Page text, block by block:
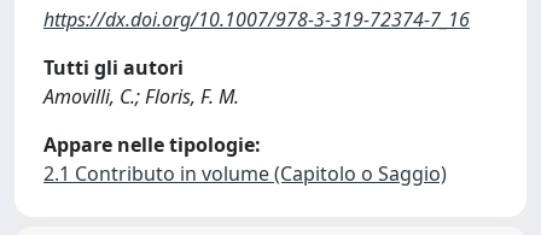
https://dx.doi.org/10.1007/978-3-319-72374-7_16
Tutti gli autori
Amovilli, C.; Floris, F. M.
Appare nelle tipologie:
2.1 Contributo in volume (Capitolo o Saggio)